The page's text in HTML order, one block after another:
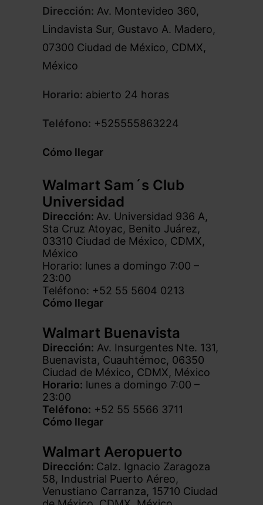
Dirección: Av. Montevideo 360,
Lindavista Sur, Gustavo A. Madero,
07300 Ciudad de México, CDMX,
México
Horario: abierto 24 horas
Teléfono: +525555863224
Cómo llegar
Walmart Sam´s Club
Universidad
Dirección: Av. Universidad 936 A,
Sta Cruz Atoyac, Benito Juárez,
03310 Ciudad de México, CDMX,
México
Horario: lunes a domingo 7:00 –
23:00
Teléfono: +52 55 5604 0213
Cómo llegar
Walmart Buenavista
Dirección: Av. Insurgentes Nte. 131,
Buenavista, Cuauhtémoc, 06350
Ciudad de México, CDMX, México
Horario: lunes a domingo 7:00 –
23:00
Teléfono: +52 55 5566 3711
Cómo llegar
Walmart Aeropuerto
Dirección: Calz. Ignacio Zaragoza
58, Industrial Puerto Aéreo,
Venustiano Carranza, 15710 Ciudad